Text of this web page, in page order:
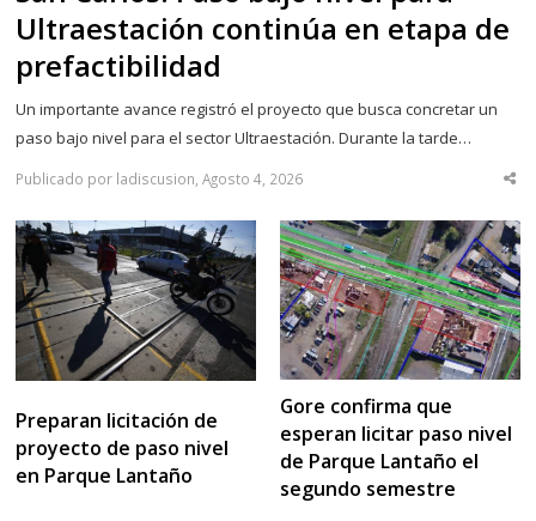
Ultraestación continúa en etapa de
prefactibilidad
Un importante avance registró el proyecto que busca concretar un
paso bajo nivel para el sector Ultraestación. Durante la tarde…
Publicado por ladiscusion, Agosto 4, 2026
Preparan licitación de
proyecto de paso nivel
en Parque Lantaño
Gore confirma que
esperan licitar paso nivel
de Parque Lantaño el
segundo semestre